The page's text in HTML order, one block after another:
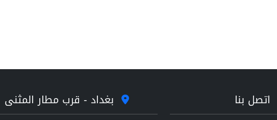
اتصل بنا بغداد - قرب مطار المثنى